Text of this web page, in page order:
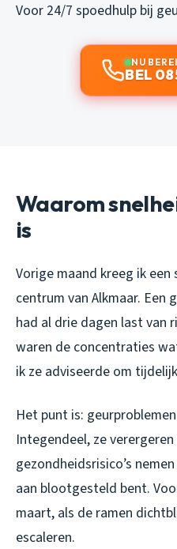
Voor 24/7 spoedhulp bij
NU
BEL
Waarom
is
Vorige maand kreeg ik
centrum van Alkmaar. Een
had al drie dagen last van
waren de concentraties
ik ze adviseerde om
Het punt is:
Integendeel, ze
gezondheidsrisico’s
aan blootgesteld bent.
maart, als de ramen
escaleren.